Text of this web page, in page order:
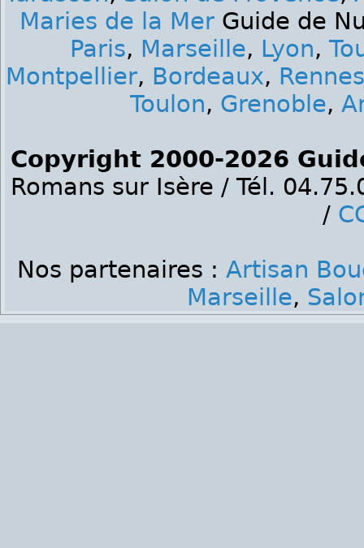
Maries de la MerGuide de
Paris, Marseille, Lyon,
Montpellier, Bordeaux, Rennes
Toulon, Grenoble,
Copyright 2000-2026
Romans sur Isère / Tél.
/
Nos partenaires : Artisan
Marseille,